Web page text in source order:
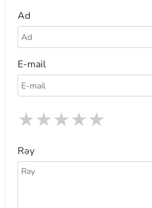
Ad
E-mail
★
★
★
★
★
Rəy